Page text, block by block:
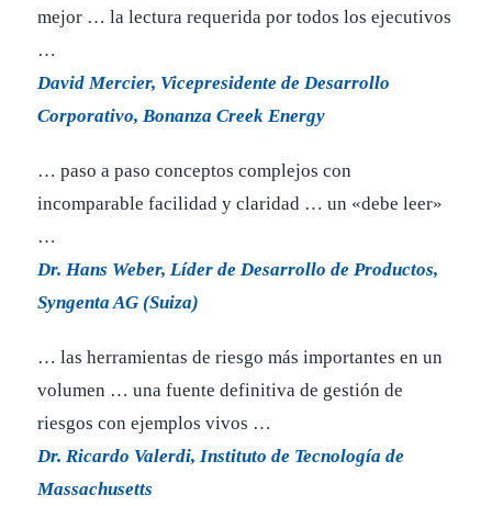
mejor … la lectura requerida por todos los ejecutivos
…
David Mercier, Vicepresidente de Desarrollo
Corporativo, Bonanza Creek Energy
… paso a paso conceptos complejos con
incomparable facilidad y claridad … un «debe leer»
…
Dr. Hans Weber, Líder de Desarrollo de Productos,
Syngenta AG (Suiza)
… las herramientas de riesgo más importantes en un
volumen … una fuente definitiva de gestión de
riesgos con ejemplos vivos …
Dr. Ricardo Valerdi, Instituto de Tecnología de
Massachusetts